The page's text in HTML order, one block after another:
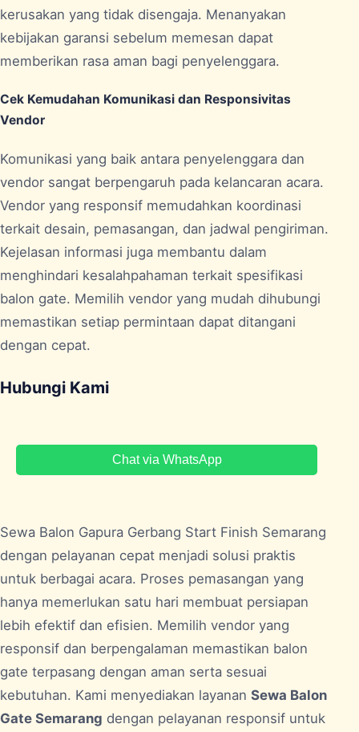
kerusakan yang tidak disengaja. Menanyakan
kebijakan garansi sebelum memesan dapat
memberikan rasa aman bagi penyelenggara.
Cek Kemudahan Komunikasi dan Responsivitas
Vendor
Komunikasi yang baik antara penyelenggara dan
vendor sangat berpengaruh pada kelancaran acara.
Vendor yang responsif memudahkan koordinasi
terkait desain, pemasangan, dan jadwal pengiriman.
Kejelasan informasi juga membantu dalam
menghindari kesalahpahaman terkait spesifikasi
balon gate. Memilih vendor yang mudah dihubungi
memastikan setiap permintaan dapat ditangani
dengan cepat.
Hubungi Kami
Chat via WhatsApp
Sewa Balon Gapura Gerbang Start Finish Semarang
dengan pelayanan cepat menjadi solusi praktis
untuk berbagai acara. Proses pemasangan yang
hanya memerlukan satu hari membuat persiapan
lebih efektif dan efisien. Memilih vendor yang
responsif dan berpengalaman memastikan balon
gate terpasang dengan aman serta sesuai
kebutuhan. Kami menyediakan layanan Sewa Balon
Gate Semarang dengan pelayanan responsif untuk